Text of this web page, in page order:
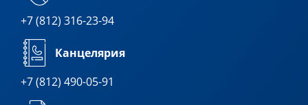
+7 (812) 316-23-94
Канцелярия
+7 (812) 490-05-91